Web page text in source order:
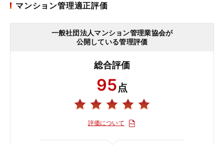
マンション管理適正評価
一般社団法人マンション管理業協会が
公開している管理評価
総合評価
95点
評価について